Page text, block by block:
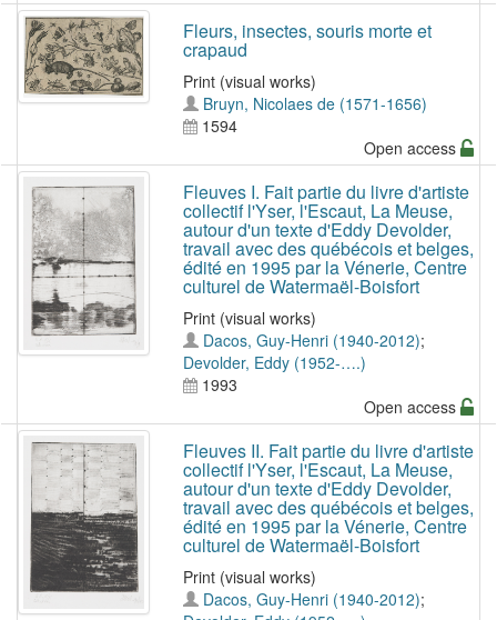
Fleurs, insectes, souris morte et
crapaud
Print (visual works)
Bruyn, Nicolaes de (1571-1656)
1594
Open access
Fleuves I. Fait partie du livre d'artiste
collectif l'Yser, l'Escaut, La Meuse,
autour d'un texte d'Eddy Devolder,
travail avec des québécois et belges,
édité en 1995 par la Vénerie, Centre
culturel de Watermaël-Boisfort
Print (visual works)
Dacos, Guy-Henri (1940-2012);
Devolder, Eddy (1952-….)
1993
Open access
Fleuves II. Fait partie du livre d'artiste
collectif l'Yser, l'Escaut, La Meuse,
autour d'un texte d'Eddy Devolder,
travail avec des québécois et belges,
édité en 1995 par la Vénerie, Centre
culturel de Watermaël-Boisfort
Print (visual works)
Dacos, Guy-Henri (1940-2012);